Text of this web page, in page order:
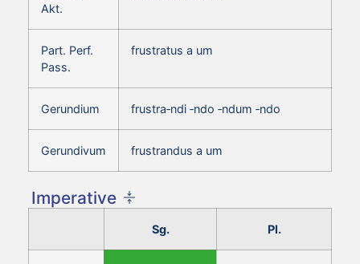
Akt.
Part. Perf.
Pass.
frustratus a um
Gerundium frustra‑ndi ‑ndo ‑ndum ‑ndo
Gerundivum frustrandus a um
Imperative
Sg. Pl.